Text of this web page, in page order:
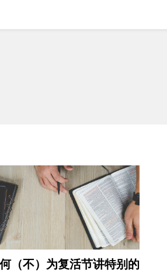
（不）为复活节讲特别的